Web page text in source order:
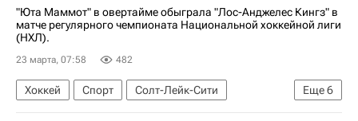
Национальная хоккейная лига (НХЛ)
"Юта Маммот" в овертайме обыграла "Лос-Анджелес Кингз" в
матче регулярного чемпионата Национальной хоккейной лиги
(НХЛ).
23 марта, 07:58 482
Еще6
Хоккей Спорт
Солт-Лейк-Сити
Артемий Панарин
Михаил Сергачев